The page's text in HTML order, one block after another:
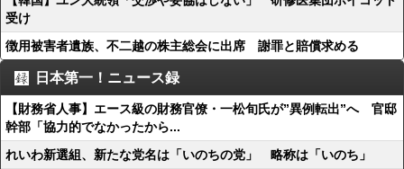
受け
徴用被害者遺族、不二越の株主総会に出席 謝罪と賠償求める
日本第一！ニュース録
【財務省人事】エース級の財務官僚・一松旬氏が”異例転出”へ 官邸
幹部「協力的でなかったから...
れいわ新選組、新たな党名は「いのちの党」 略称は「いのち」